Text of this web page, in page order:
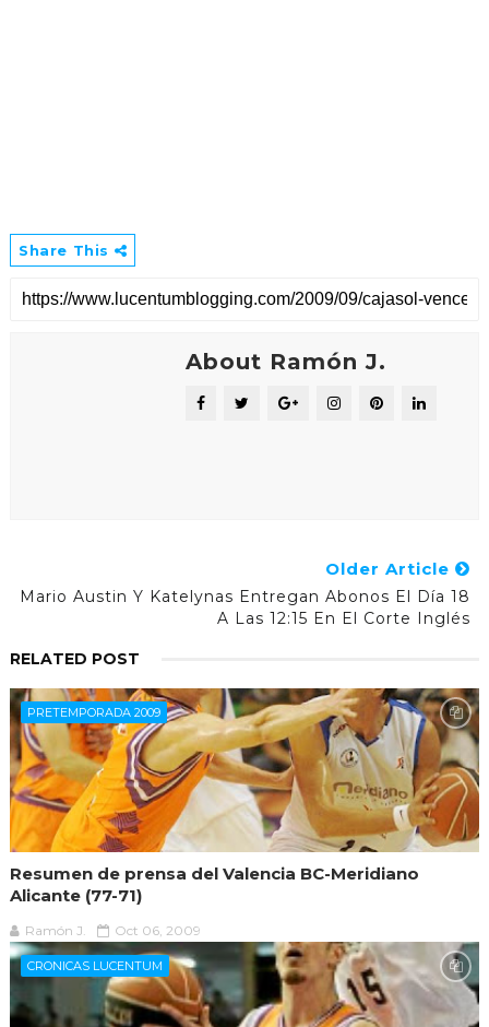
Share This
About Ramón J.
Older Article
Mario Austin Y Katelynas Entregan Abonos El Día 18
A Las 12:15 En El Corte Inglés
RELATED POST
PRETEMPORADA 2009
Resumen de prensa del Valencia BC-Meridiano
Alicante (77-71)
Ramón J. Oct 06, 2009
CRONICAS LUCENTUM